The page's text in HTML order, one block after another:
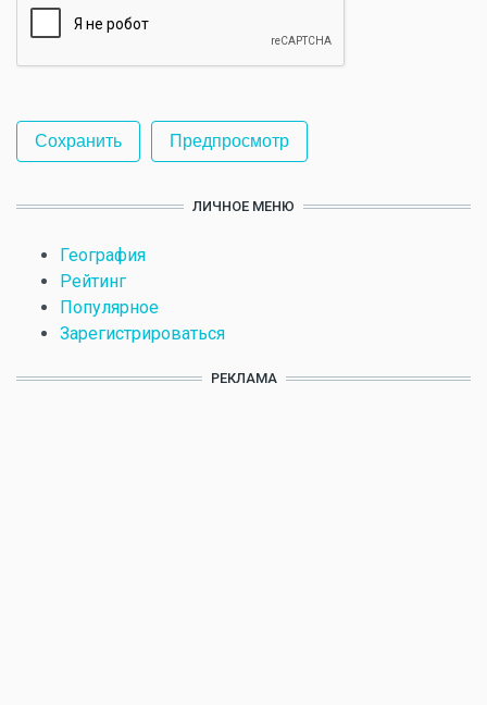
ЛИЧНОЕ МЕНЮ
География
Рейтинг
Популярное
Зарегистрироваться
РЕКЛАМА